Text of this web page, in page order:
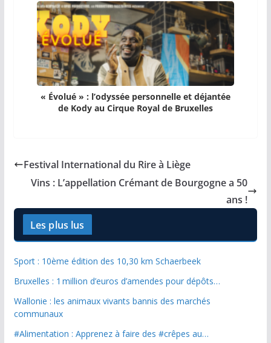
« Évolué » : l’odyssée personnelle et déjantée
de Kody au Cirque Royal de Bruxelles
Festival International du Rire à Liège
Vins : L’appellation Crémant de Bourgogne a 50
ans !
Les plus lus
Sport : 10ème édition des 10,30 km Schaerbeek
Bruxelles : 1 million d’euros d’amendes pour dépôts…
Wallonie : les animaux vivants bannis des marchés
communaux
#Alimentation : Apprenez à faire des #crêpes au…